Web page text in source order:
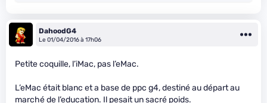
DahoodG4
Le 01/04/2016 à 17h06
Petite coquille, l’iMac, pas l’eMac.
L’eMac était blanc et a base de ppc g4, destiné au départ au
marché de l’education. Il pesait un sacré poids.